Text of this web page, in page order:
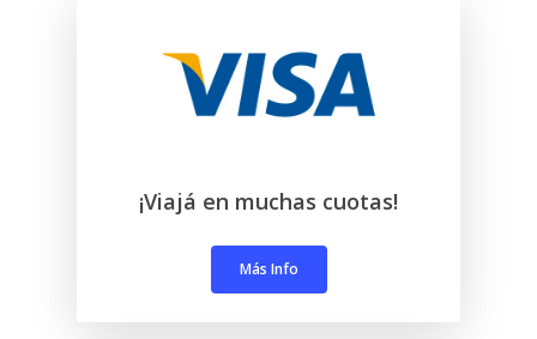
¡Viajá en muchas cuotas!
Más Info